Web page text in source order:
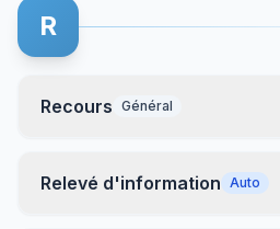
R
Recours Général
Relevé d'information Auto